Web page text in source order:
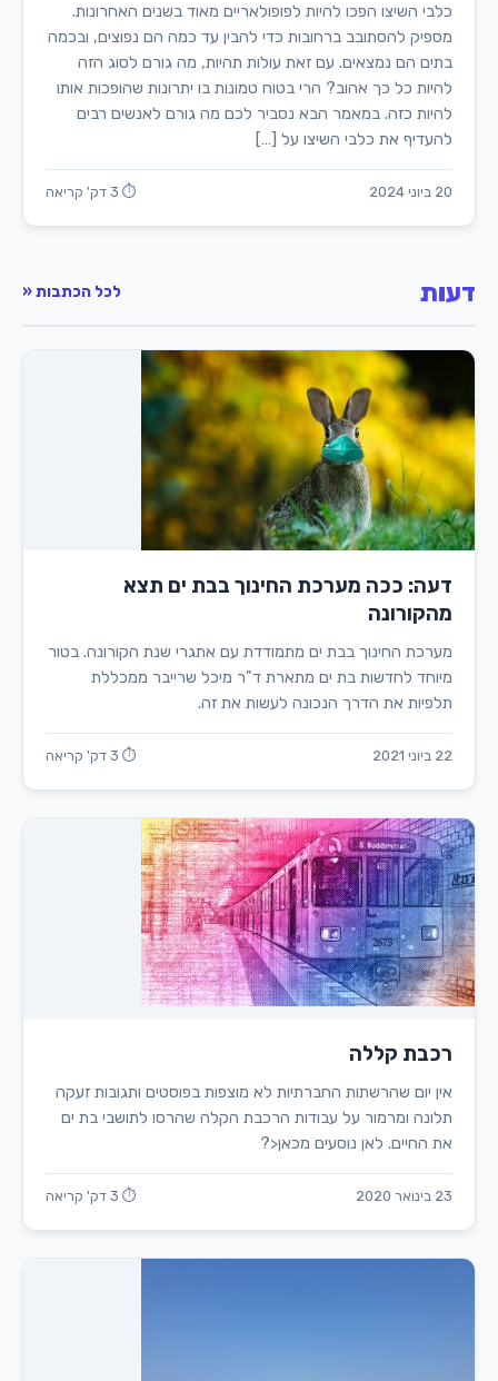
כלבי השיצו הפכו להיות לפופולאריים מאוד בשנים האחרונות.
מספיק להסתובב ברחובות כדי להבין עד כמה הם נפוצים, ובכמה
בתים הם נמצאים. עם זאת עולות תהיות, מה גורם לסוג הזה
להיות כל כך אהוב? הרי בטוח טמונות בו יתרונות שהופכות אותו
להיות כזה. במאמר הבא נסביר לכם מה גורם לאנשים רבים
להעדיף את כלבי השיצו על […]
20 ביוני 2024 ⏱ 3 דק' קריאה
דעות לכל הכתבות «
דעה: ככה מערכת החינוך בבת ים תצא
מהקורונה
מערכת החינוך בבת ים מתמודדת עם אתגרי שנת הקורונה. בטור
מיוחד לחדשות בת ים מתארת ד"ר מיכל שרייבר ממכללת
תלפיות את הדרך הנכונה לעשות את זה.
22 ביוני 2021 ⏱ 3 דק' קריאה
רכבת קללה
אין יום שהרשתות החברתיות לא מוצפות בפוסטים ותגובות זעקה
תלונה ומרמור על עבודות הרכבת הקלה שהרסו לתושבי בת ים
את החיים. לאן נוסעים מכאן<?
23 בינואר 2020 ⏱ 3 דק' קריאה